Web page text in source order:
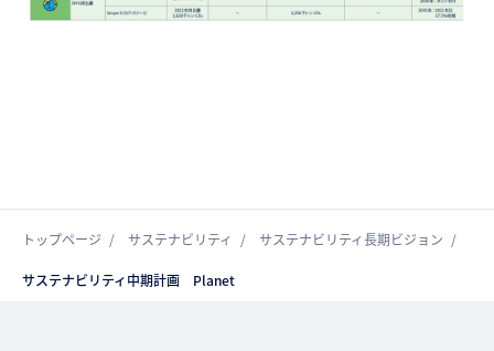
トップページ サステナビリティ サステナビリティ長期ビジョン
サステナビリティ中期計画 Planet